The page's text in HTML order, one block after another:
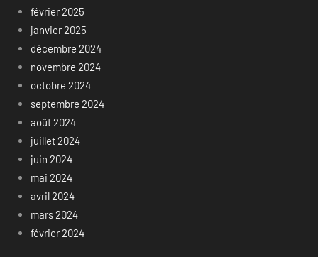
février 2025
janvier 2025
décembre 2024
novembre 2024
octobre 2024
septembre 2024
août 2024
juillet 2024
juin 2024
mai 2024
avril 2024
mars 2024
février 2024